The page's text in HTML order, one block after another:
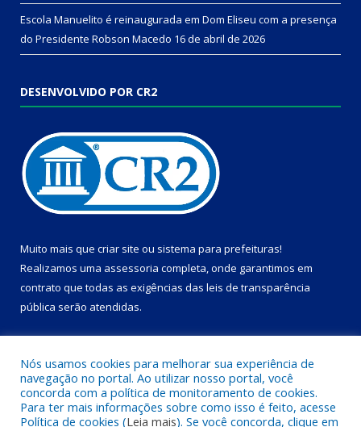
Escola Manuelito é reinaugurada em Dom Eliseu com a presença
do Presidente Robson Macedo 16 de abril de 2026
DESENVOLVIDO POR CR2
Muito mais que criar site ou sistema para prefeituras!
Realizamos uma assessoria completa, onde garantimos em
contrato que todas as exigências das leis de transparência
pública serão atendidas.
Nós usamos cookies para melhorar sua experiência de
navegação no portal. Ao utilizar nosso portal, você
concorda com a política de monitoramento de cookies.
Para ter mais informações sobre como isso é feito, acesse
Política de cookies (Leia mais). Se você concorda, clique em